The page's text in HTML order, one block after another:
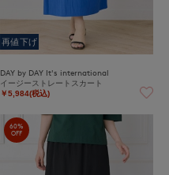
再値下げ
DAY by DAY It's international
イージーストレートスカート
￥5,984(税込)
60%
OFF